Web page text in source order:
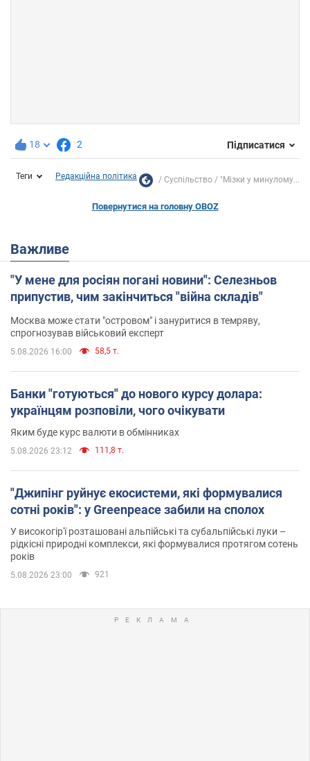
18 2 Підписатися
Теги Редакційна політика Суспільство "Мізки у минулому...
Повернутися на головну OBOZ
Важливе
"У мене для росіян погані новини": Селезньов
припустив, чим закінчиться "війна складів"
Москва може стати "островом" і зануритися в темряву,
спрогнозував військовий експерт
5.08.2026 16:00 58,5 т.
Банки "готуються" до нового курсу долара:
українцям розповіли, чого очікувати
Яким буде курс валюти в обмінниках
5.08.2026 23:12 111,8 т.
"Джипінг руйнує екосистеми, які формувалися
сотні років": у Greenpeace забили на сполох
У високогір'ї розташовані альпійські та субальпійські луки –
рідкісні природні комплекси, які формувалися протягом сотень
років
5.08.2026 23:00 921